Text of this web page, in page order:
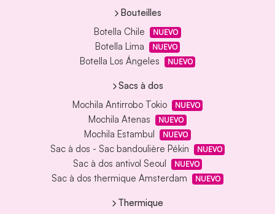
Bouteilles
Botella Chile
NUEVO
Botella Lima NUEVO
Botella Los Ángeles NUEVO
Sacs à dos
Mochila Antirrobo Tokio
NUEVO
Mochila Atenas NUEVO
Mochila Estambul NUEVO
Sac à dos - Sac bandoulière Pékin NUEVO
Sac à dos antivol Seoul NUEVO
Sac à dos thermique Amsterdam NUEVO
Thermique